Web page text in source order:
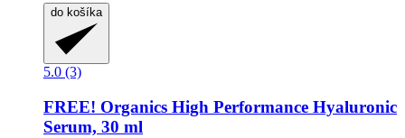
do košíka
5.0 (3)
FREE! Organics High Performance Hyaluronic
Serum, 30 ml